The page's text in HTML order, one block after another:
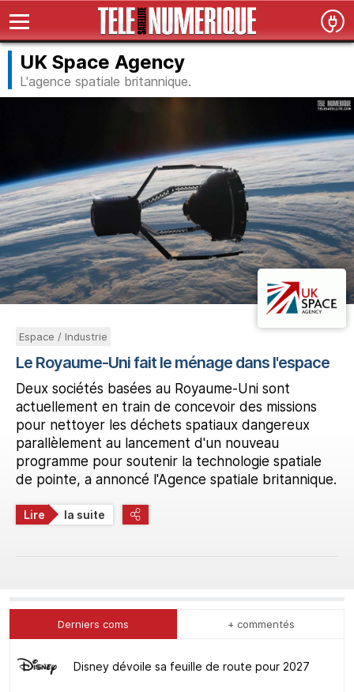
UK Space Agency
L'agence spatiale britannique.
Espace / Industrie
Le Royaume-Uni fait le ménage dans l'espace
Deux sociétés basées au Royaume-Uni sont
actuellement en train de concevoir des missions
pour nettoyer les déchets spatiaux dangereux
parallèlement au lancement d'un nouveau
programme pour soutenir la technologie spatiale
de pointe, a annoncé l'Agence spatiale britannique.
Lire la suite
Derniers coms + commentés
Disney dévoile sa feuille de route pour 2027